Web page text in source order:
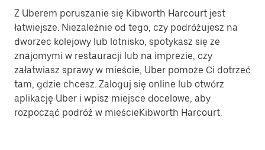
Z Uberem poruszanie się Kibworth Harcourt jest
łatwiejsze. Niezależnie od tego, czy podróżujesz na
dworzec kolejowy lub lotnisko, spotykasz się ze
znajomymi w restauracji lub na imprezie, czy
załatwiasz sprawy w mieście, Uber pomoże Ci dotrzeć
tam, gdzie chcesz. Zaloguj się online lub otwórz
aplikację Uber i wpisz miejsce docelowe, aby
rozpocząć podróż w mieścieKibworth Harcourt.